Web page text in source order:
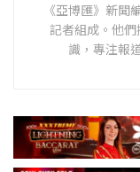
《亞博匯》新聞
記者組成。他
識，專注報